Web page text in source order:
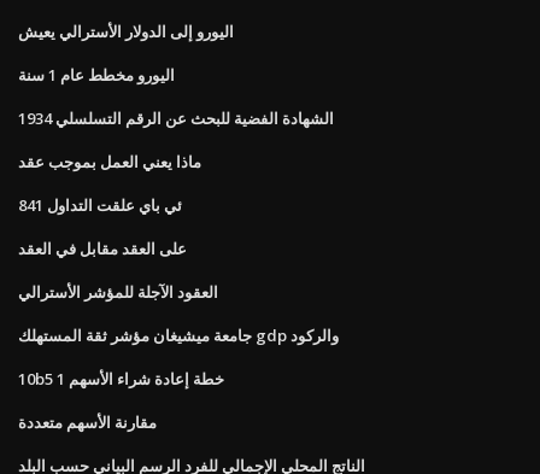
اليورو إلى الدولار الأسترالي يعيش
اليورو مخطط عام 1 سنة
1934 الشهادة الفضية للبحث عن الرقم التسلسلي
ماذا يعني العمل بموجب عقد
ئي باي علقت التداول 841
على العقد مقابل في العقد
العقود الآجلة للمؤشر الأسترالي
جامعة ميشيغان مؤشر ثقة المستهلك gdp والركود
10b5 1 خطة إعادة شراء الأسهم
مقارنة الأسهم متعددة
الناتج المحلي الإجمالي للفرد الرسم البياني حسب البلد